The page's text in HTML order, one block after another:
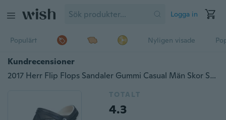
Logga in
Populärt Nyligen visade
Kundrecensioner
2017 Herr Flip Flops Sandaler Gummi Casual Män Skor Sommarmode Strand Flip Flop Torkskor Sapatos Hembre Sapatenis Masculino
TOTALT
4.3